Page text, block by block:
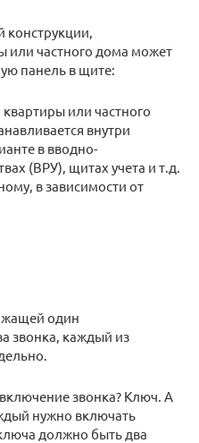
конструкции,
или частного дома может
панель в щите:
или частного
внутри
в вводно-
(ВРУ), щитах учета и т.д.
в зависимости от
один
звонка, каждый из
звонка? Ключ. А
нужно включать
должно быть два